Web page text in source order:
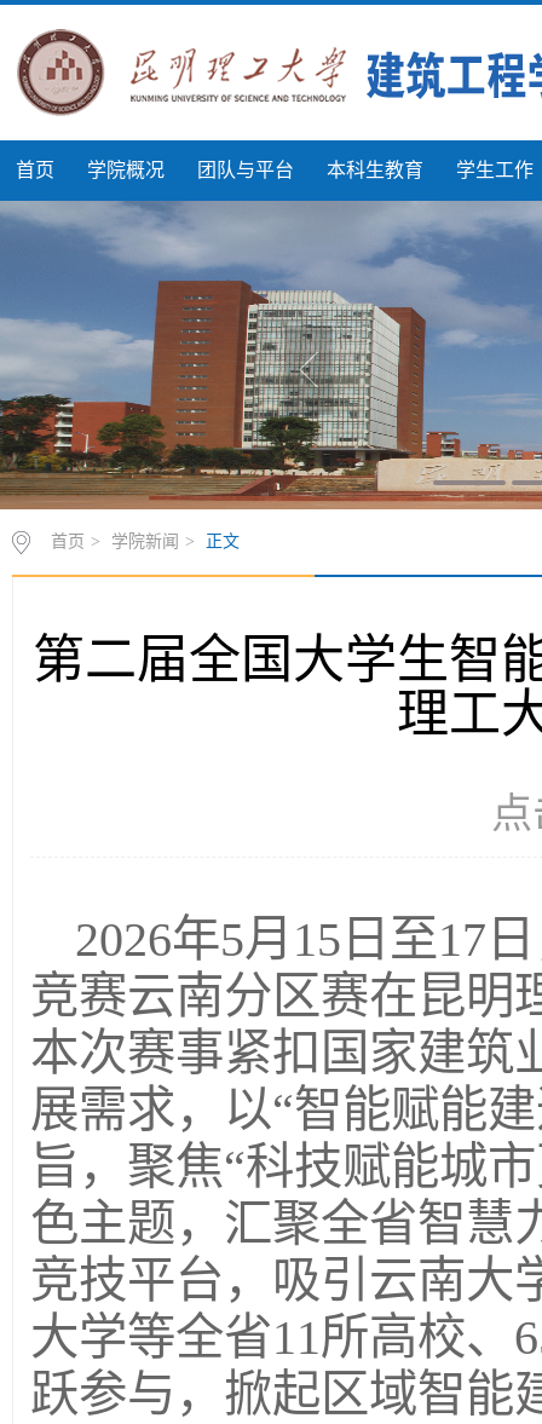
首页 学院概况 团队与平台 本科生教育 学生工作
首页 > 学院新闻 > 正文
第二届全国大学生智
理工
2026年5月15日至17
竞赛云南分区赛在昆明
本次赛事紧扣国家建筑
展需求，以“智能赋能
旨，聚焦“科技赋能城
色主题，汇聚全省智慧
竞技平台，吸引云南大
大学等全省11所高校、
跃参与，掀起区域智能